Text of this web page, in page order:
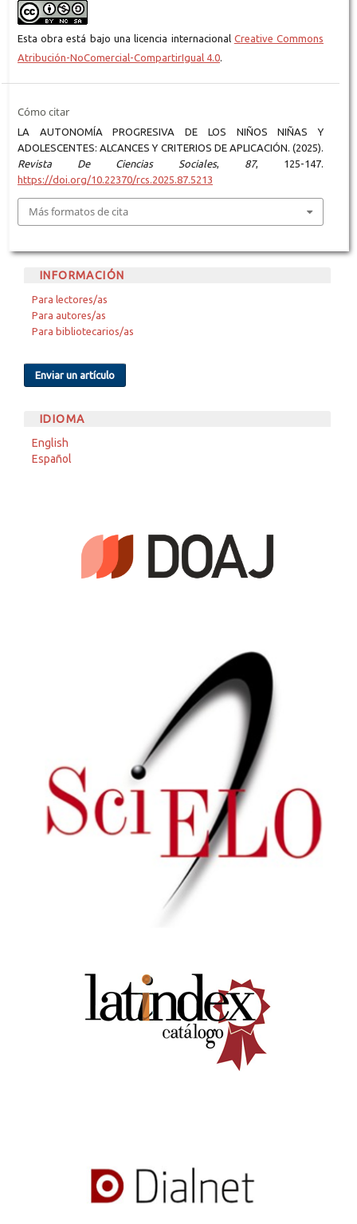
Esta obra está bajo una licencia internacional Creative Commons
Atribución-NoComercial-CompartirIgual 4.0.
Cómo citar
LA AUTONOMÍA PROGRESIVA DE LOS NIÑOS NIÑAS Y
ADOLESCENTES: ALCANCES Y CRITERIOS DE APLICACIÓN. (2025).
Revista De Ciencias Sociales, 87, 125-147.
https://doi.org/10.22370/rcs.2025.87.5213
Más formatos de cita
INFORMACIÓN
Para lectores/as
Para autores/as
Para bibliotecarios/as
Enviar un artículo
IDIOMA
English
Español